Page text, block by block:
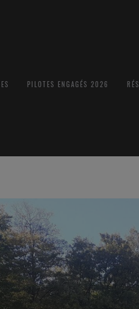
PILOTES ENGAGÉS 2026